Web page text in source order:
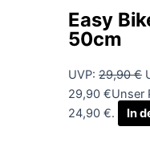
Easy
50cm
UVP: 29,90€
29,90 €Unser
24,90 €.
In